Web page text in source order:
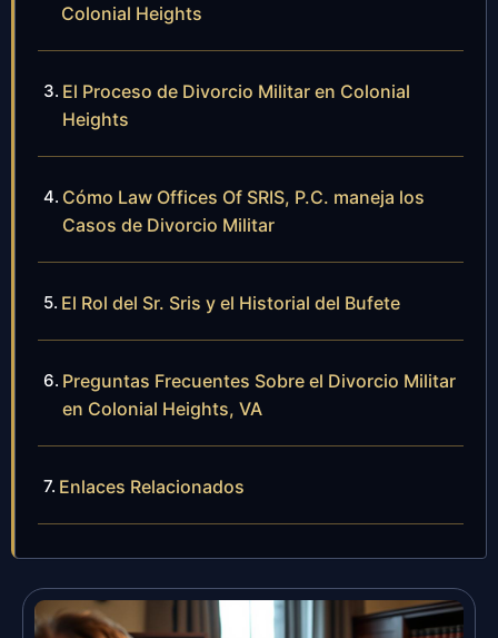
Colonial Heights
El Proceso de Divorcio Militar en Colonial
Heights
Cómo Law Offices Of SRIS, P.C. maneja los
Casos de Divorcio Militar
El Rol del Sr. Sris y el Historial del Bufete
Preguntas Frecuentes Sobre el Divorcio Militar
en Colonial Heights, VA
Enlaces Relacionados